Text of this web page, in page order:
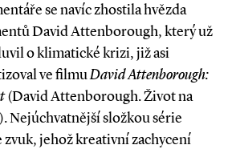
se navíc zhostila hvězda
David Attenborough, který už
o klimatické krizi, již asi
ve filmuDavidAttenborough:
(David Attenborough. Život na
Nejúchvatnější složkou série
zvuk, jehož kreativní zachycení